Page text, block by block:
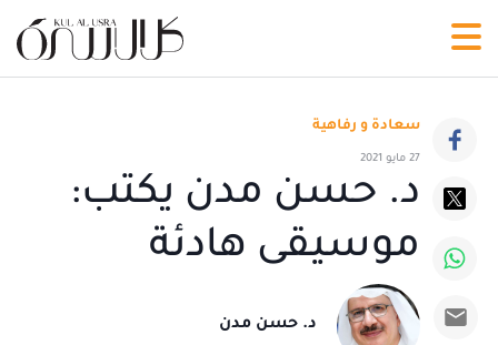
سعادة و رفاهية
27 مايو 2021
د. حسن مدن يكتب:
موسيقى هادئة
د. حسن مدن